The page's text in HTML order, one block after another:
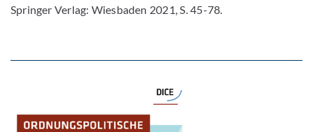
Springer Verlag: Wiesbaden 2021, S. 45-78.